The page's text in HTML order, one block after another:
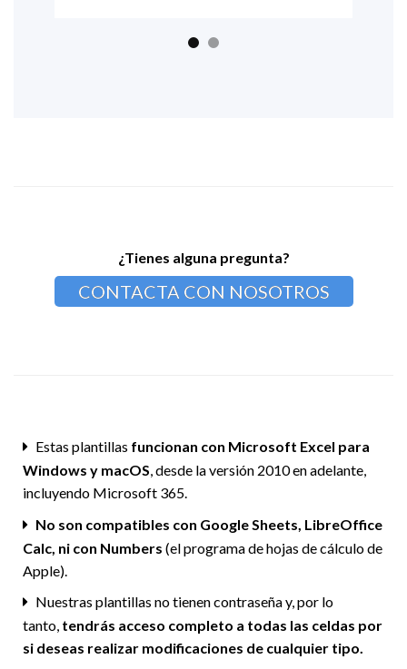
¿Tienes alguna pregunta?
CONTACTA CON NOSOTROS
Estas plantillas funcionan con Microsoft Excel para
Windows y macOS, desde la versión 2010 en adelante,
incluyendo Microsoft 365.
No son compatibles con Google Sheets, LibreOffice
Calc, ni con Numbers (el programa de hojas de cálculo de
Apple).
Nuestras plantillas no tienen contraseña y, por lo
tanto, tendrás acceso completo a todas las celdas por
si deseas realizar modificaciones de cualquier tipo.